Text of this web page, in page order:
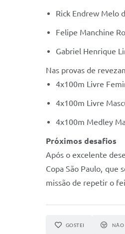
Rick Endrew Melo
Felipe Manchine
Gabriel Henrique
Nas provas de
4x100m Livre
4x100m Livre
4x100m Medley
Próximos desafios
Após o excelente
Copa São Paulo, que
missão de repetir o
GOSTEI NÃO